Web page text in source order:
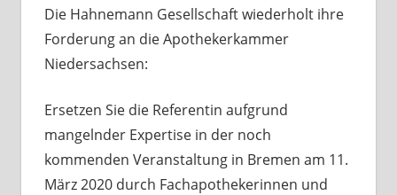
Die Hahnemann Gesellschaft wiederholt ihre
Forderung an die Apothekerkammer
Niedersachsen:
Ersetzen Sie die Referentin aufgrund
mangelnder Expertise in der noch
kommenden Veranstaltung in Bremen am 11.
März 2020 durch Fachapothekerinnen und